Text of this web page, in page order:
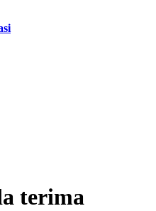
terima